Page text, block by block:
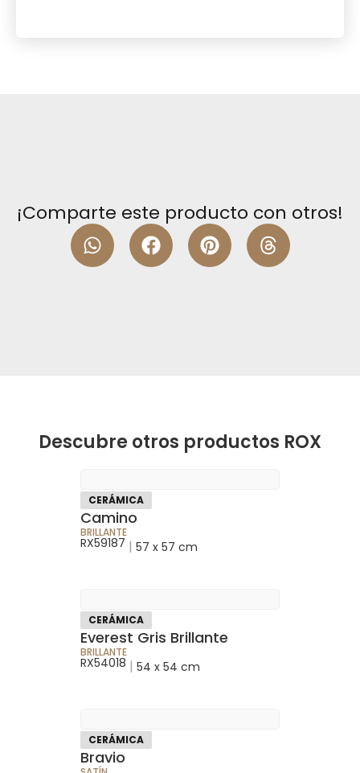
¡Comparte este producto con otros!
Descubre otros productos ROX
CERÁMICA
Camino
BRILLANTE
RX59187 | 57 x 57 cm
CERÁMICA
Everest Gris Brillante
BRILLANTE
RX54018 | 54 x 54 cm
CERÁMICA
Bravio